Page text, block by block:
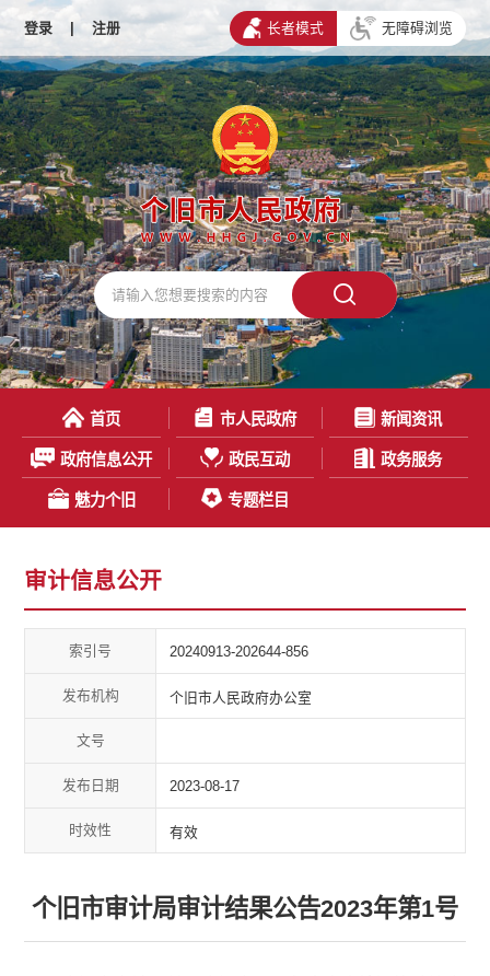
登录 | 注册 长者模式 无障碍浏览
首页 市人民政府 新闻资讯
政府信息公开 政民互动 政务服务
魅力个旧 专题栏目
审计信息公开
索引号 20240913-202644-856
发布机构 个旧市人民政府办公室
文号
发布日期 2023-08-17
时效性 有效
个旧市审计局审计结果公告2023年第1号